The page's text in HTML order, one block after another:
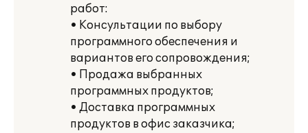
работ:
• Консультации по выбору
программного обеспечения и
вариантов его сопровождения;
• Продажа выбранных
программных продуктов;
• Доставка программных
продуктов в офис заказчика;